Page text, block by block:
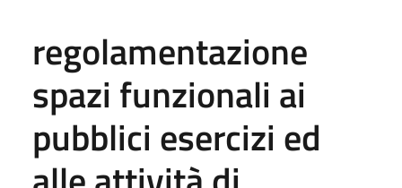
regolamentazione
spazi funzionali ai
pubblici esercizi ed